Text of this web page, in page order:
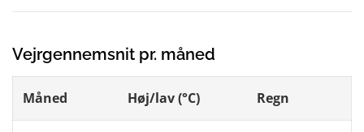
Vejrgennemsnit pr. måned
Måned Høj/lav (°C) Regn